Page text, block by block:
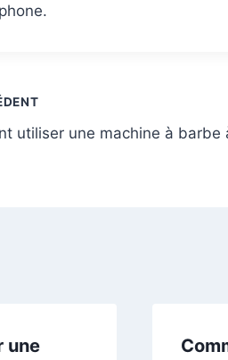
utiliser une machine à barbe
une